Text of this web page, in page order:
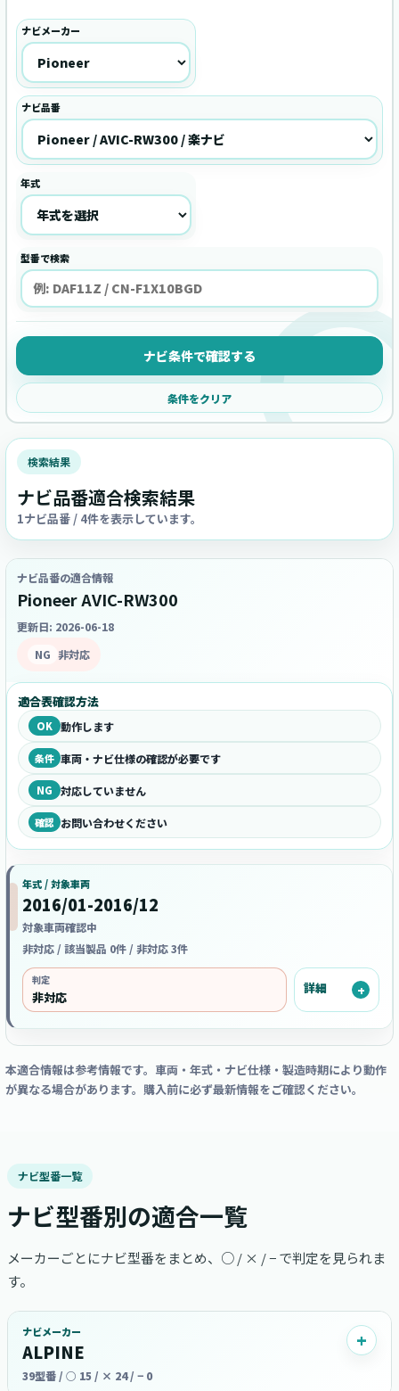
ナビメーカー
ナビ品番
年式
型番で検索
ナビ条件で確認する
条件をクリア
検索結果
ナビ品番適合検索結果
1ナビ品番 / 4件を表示しています。
ナビ品番の適合情報
Pioneer AVIC-RW300
更新日: 2026-06-18
NG 非対応
適合表確認方法
OK 動作します
条件 車両・ナビ仕様の確認が必要です
NG 対応していません
確認 お問い合わせください
年式 / 対象車両
2016/01-2016/12
対象車両確認中
非対応 / 該当製品 0件 / 非対応 3件
判定
非対応
詳細
本適合情報は参考情報です。車両・年式・ナビ仕様・製造時期により動作
が異なる場合があります。購入前に必ず最新情報をご確認ください。
ナビ型番一覧
ナビ型番別の適合一覧
メーカーごとにナビ型番をまとめ、○ / × / − で判定を見られま
す。
ナビメーカー
ALPINE
39型番 / ○ 15 / × 24 / − 0